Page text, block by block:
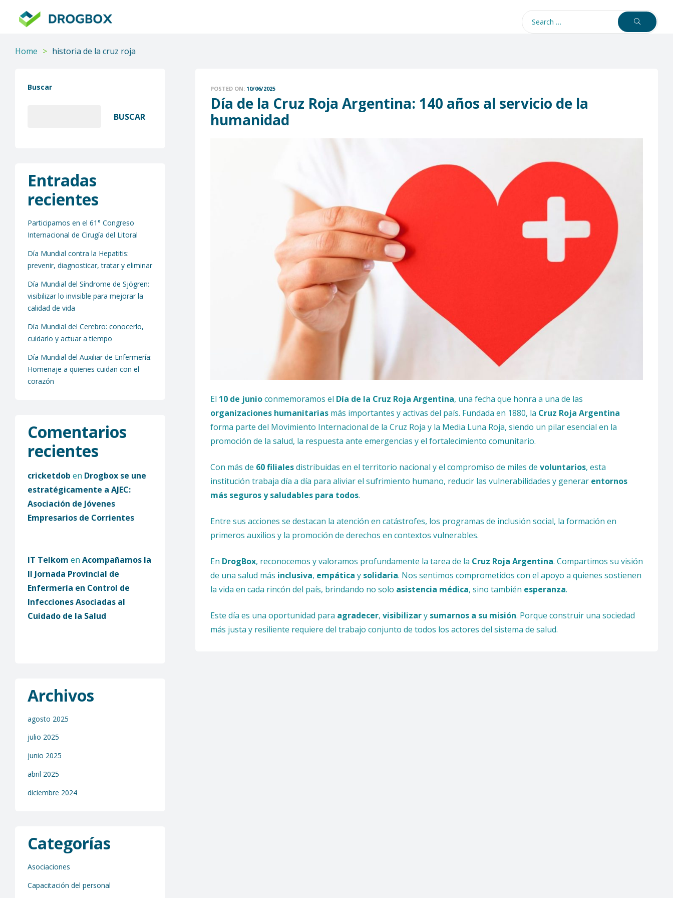
confiable
Home > historia de la cruz roja
POSTED ON: 10/06/2025
Día de la Cruz Roja Argentina: 140 años al servicio de la
humanidad
El 10 de junioconmemoramos el Día de la Cruz Roja Argentina, una fecha que honra a una de las
organizaciones humanitarias más importantes y activas del país. Fundada en 1880, la Cruz Roja Argentina
forma parte del Movimiento Internacional de la Cruz Roja y la Media Luna Roja, siendo un pilar esencial en la
promoción de la salud, la respuesta ante emergencias y el fortalecimiento comunitario.
Con más de 60 filialesdistribuidas en el territorio nacional y el compromiso de miles de voluntarios, esta
institución trabaja día a día para aliviar el sufrimiento humano, reducir las vulnerabilidades y generar entornos
más seguros y saludables para todos.
Entre sus acciones se destacan la atención en catástrofes, los programas de inclusión social, la formación en
primeros auxilios y la promoción de derechos en contextos vulnerables.
En DrogBox, reconocemos y valoramos profundamente la tarea de la Cruz Roja Argentina. Compartimos su visión
de una salud más inclusiva, empática y solidaria. Nos sentimos comprometidos con el apoyo a quienes sostienen
la vida en cada rincón del país, brindando no solo asistencia médica, sino también esperanza.
Este día es una oportunidad para agradecer, visibilizary sumarnos a su misión. Porque construir una sociedad
más justa y resiliente requiere del trabajo conjunto de todos los actores del sistema de salud.
Buscar
BUSCAR
Entradas
recientes
Participamos en el 61° Congreso
Internacional de Cirugía del Litoral
Día Mundial contra la Hepatitis:
prevenir, diagnosticar, tratar y eliminar
Día Mundial del Síndrome de Sjögren:
visibilizar lo invisible para mejorar la
calidad de vida
Día Mundial del Cerebro: conocerlo,
cuidarlo y actuar a tiempo
Día Mundial del Auxiliar de Enfermería:
Homenaje a quienes cuidan con el
corazón
Comentarios
recientes
cricketdob en Drogbox se une
estratégicamente a AJEC:
Asociación de Jóvenes
Empresarios de Corrientes
IT Telkom en Acompañamos la
II Jornada Provincial de
Enfermería en Control de
Infecciones Asociadas al
Cuidado de la Salud
Archivos
agosto 2025
julio 2025
junio 2025
abril 2025
diciembre 2024
Categorías
Asociaciones
Capacitación del personal